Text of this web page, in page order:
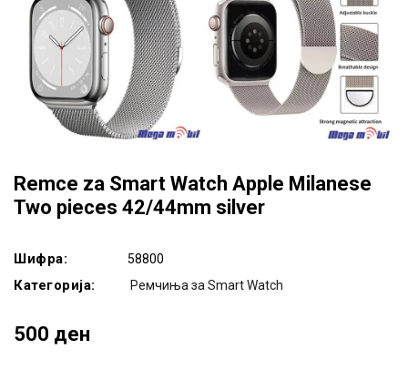
Remce za Smart Watch Apple Milanese
Two pieces 42/44mm silver
Шифра: 58800
Категорија: Ремчиња за Smart Watch
500 ден